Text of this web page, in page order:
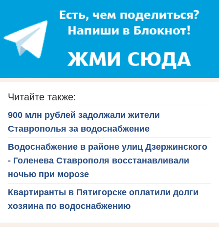
Читайте также:
900 млн рублей задолжали жители
Ставрополья за водоснабжение
Водоснабжение в районе улиц Дзержинского
- Голенева Ставрополя восстанавливали
ночью при морозе
Квартиранты в Пятигорске оплатили долги
хозяина по водоснабжению